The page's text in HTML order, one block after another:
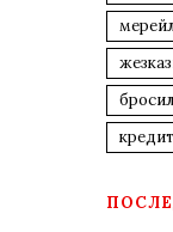
кредит